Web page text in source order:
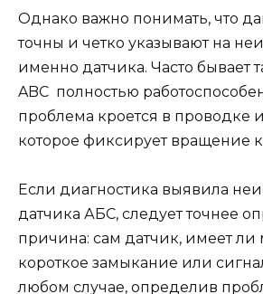
Однако важно понимать, что
точны и четко указывают на
именно датчика. Часто бывает
ABC полностью
проблема кроется в проводке
которое фиксирует вращение
Если диагностика выявила
датчика АБС, следует точнее
причина: сам датчик, имеет ли
короткое замыкание или
любом случае, определив